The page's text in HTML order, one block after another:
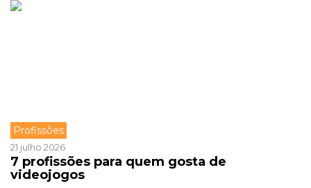
Profissões
21 julho 2026
7 profissões para quem gosta de
videojogos